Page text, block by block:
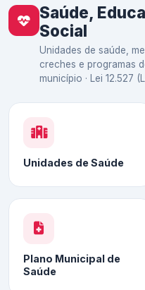
Saúde,
Social
Unidades de saúde,
creches e programas
município · Lei 12.527
Unidades de Saúde
Plano Municipal de
Saúde